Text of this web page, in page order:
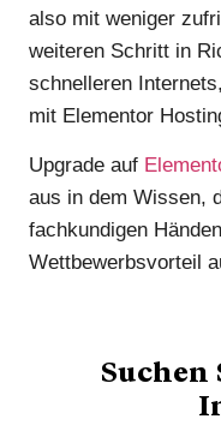
also mit weniger
weiteren Schritt in
schnelleren
mit Elementor
Upgrade auf
aus in dem Wissen,
fachkundigen
Wettbewerbsvorteil
Suchen